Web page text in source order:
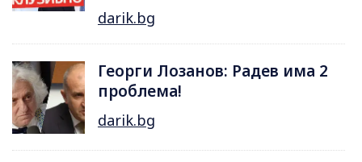
darik.bg
Георги Лозанов: Радев има 2
проблема!
darik.bg